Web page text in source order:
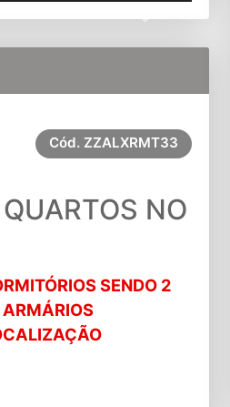
Cód. ZZALXRMT33
NO
SENDO 2